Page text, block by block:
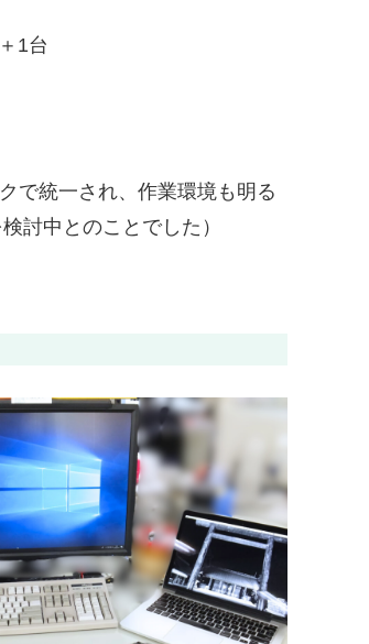
1台
で統一され、作業環境も明る
討中とのことでした）